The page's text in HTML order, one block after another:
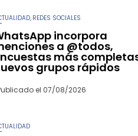
, REDES SOCIALES
incorpora
a @todos,
más
grupos rápidos
el 07/08/2026